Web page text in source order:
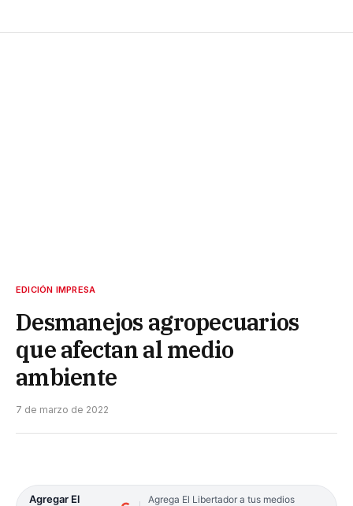
EDICIÓN IMPRESA
Desmanejos agropecuarios
que afectan al medio
ambiente
7 de marzo de 2022
Agregar El
Agrega El Libertador a tus medios